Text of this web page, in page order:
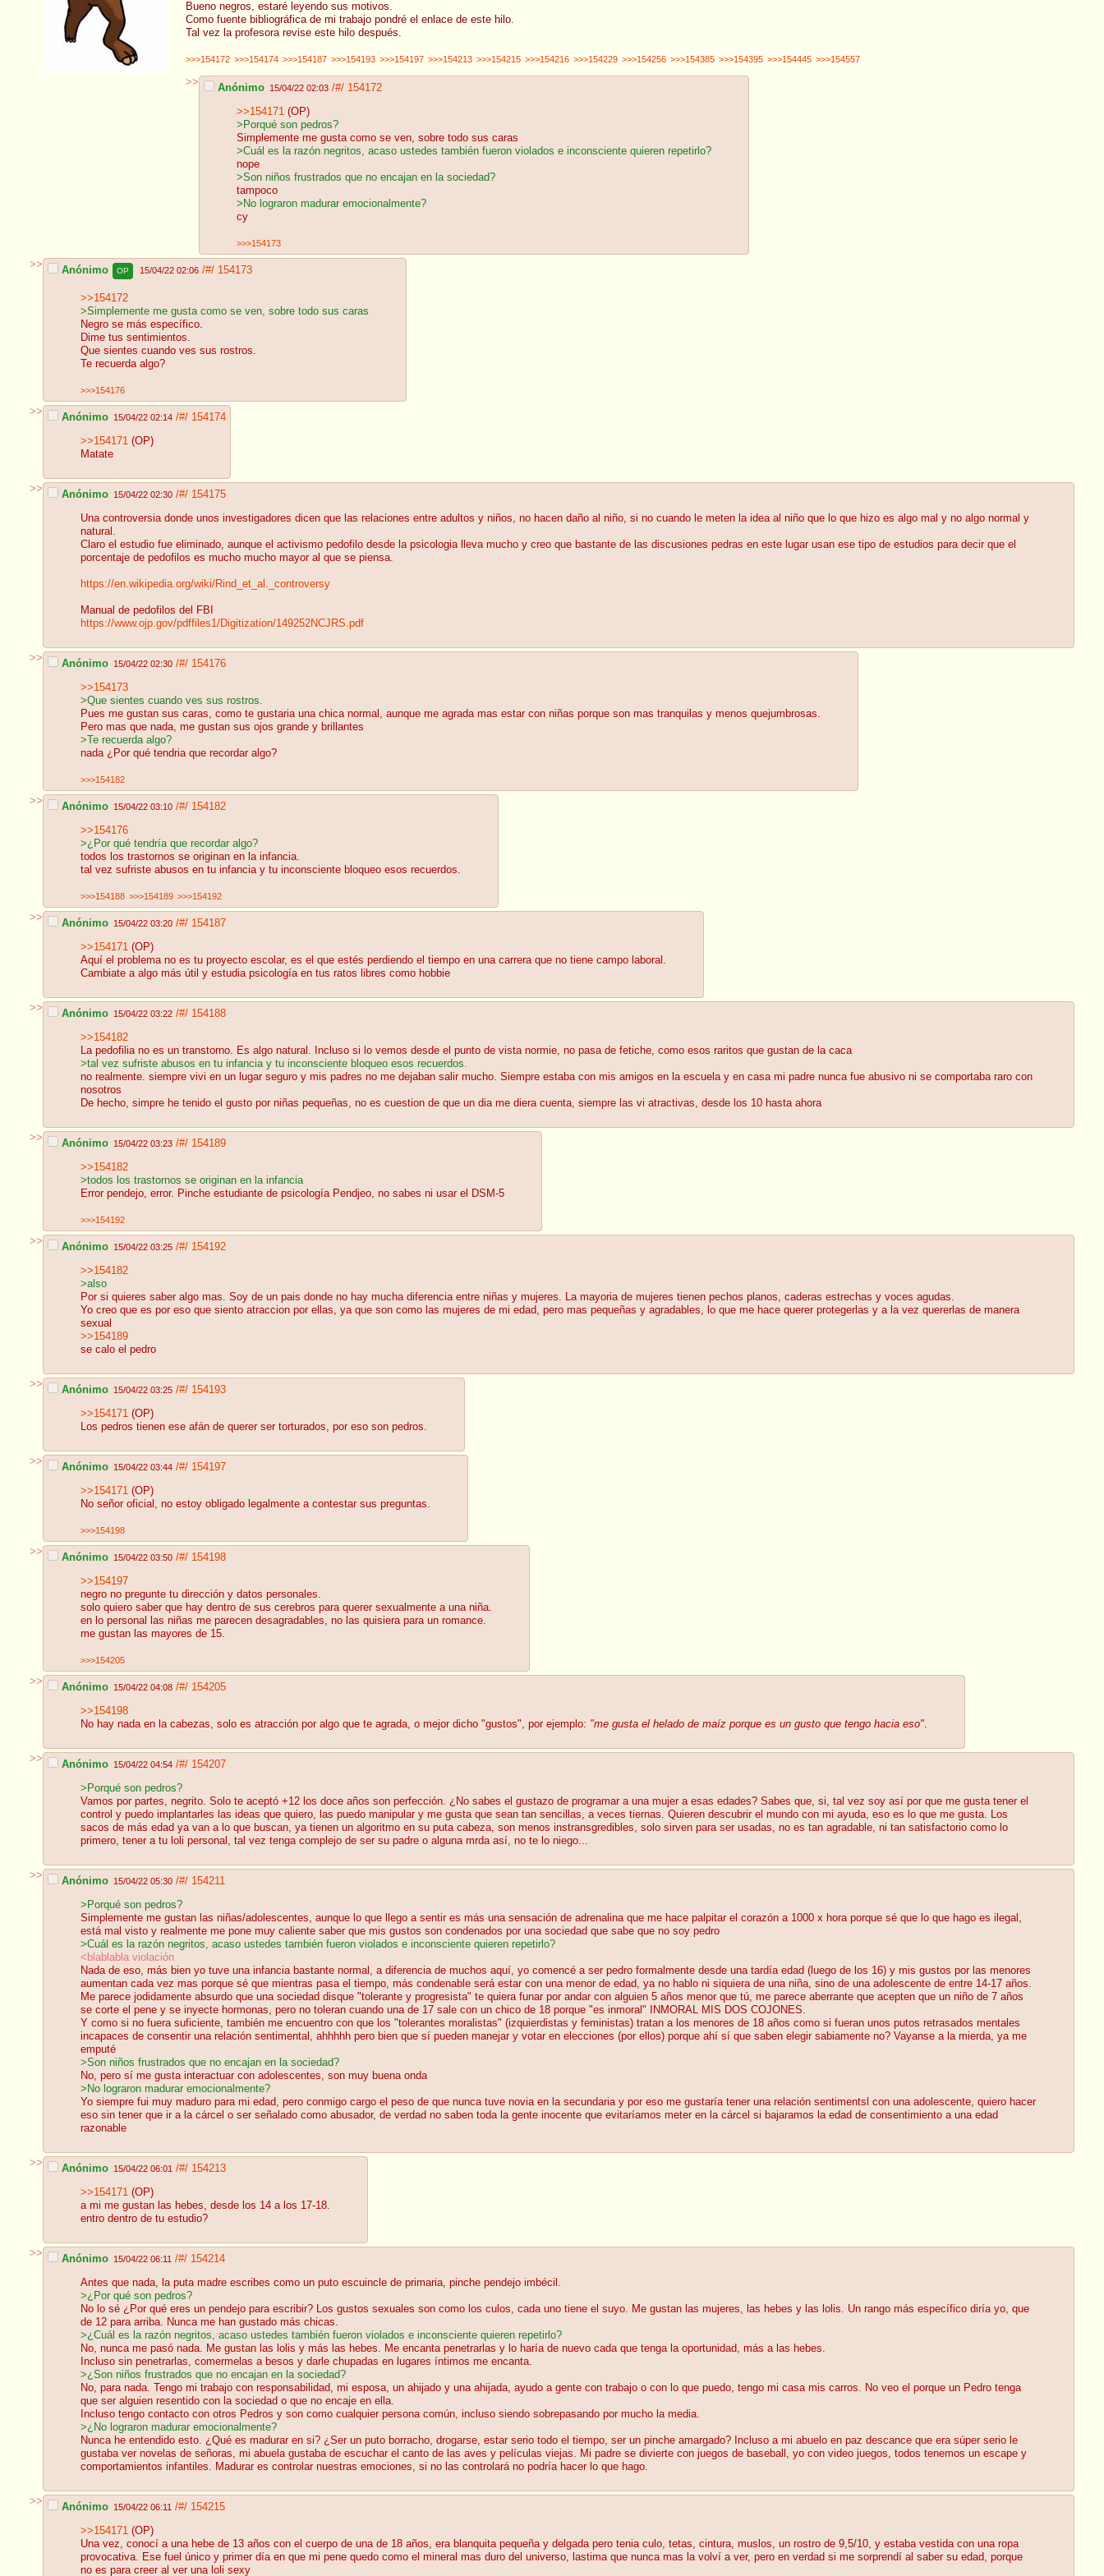
Bueno negros, estaré leyendo sus motivos.
Como fuente bibliográfica de mi trabajo pondré el enlace de este hilo.
Tal vez la profesora revise este hilo después.
>>>154172 >>>154174 >>>154187 >>>154193 >>>154197 >>>154213 >>>154215 >>>154216 >>>154229 >>>154256 >>>154385 >>>154395 >>>154445 >>>154557
>> Anónimo 15/04/22 02:03 /#/ 154172
>>154171 (OP)
>Porqué son pedros?
Simplemente me gusta como se ven, sobre todo sus caras
>Cuál es la razón negritos, acaso ustedes también fueron violados e inconsciente quieren repetirlo?
nope
>Son niños frustrados que no encajan en la sociedad?
tampoco
>No lograron madurar emocionalmente?
cy
>>>154173
>> Anónimo OP 15/04/22 02:06 /#/ 154173
>>154172
>Simplemente me gusta como se ven, sobre todo sus caras
Negro se más específico.
Dime tus sentimientos.
Que sientes cuando ves sus rostros.
Te recuerda algo?
>>>154176
>> Anónimo 15/04/22 02:14 /#/ 154174
>>154171 (OP)
Matate
>> Anónimo 15/04/22 02:30 /#/ 154175
Una controversia donde unos investigadores dicen que las relaciones entre adultos y niños, no hacen daño al niño, si no cuando le meten la idea al niño que lo que hizo es algo mal y no algo normal y
natural.
Claro el estudio fue eliminado, aunque el activismo pedofilo desde la psicologia lleva mucho y creo que bastante de las discusiones pedras en este lugar usan ese tipo de estudios para decir que el
porcentaje de pedofilos es mucho mucho mayor al que se piensa.
https://en.wikipedia.org/wiki/Rind_et_al._controversy
Manual de pedofilos del FBI
https://www.ojp.gov/pdffiles1/Digitization/149252NCJRS.pdf
>> Anónimo 15/04/22 02:30 /#/ 154176
>>154173
>Que sientes cuando ves sus rostros.
Pues me gustan sus caras, como te gustaria una chica normal, aunque me agrada mas estar con niñas porque son mas tranquilas y menos quejumbrosas.
Pero mas que nada, me gustan sus ojos grande y brillantes
>Te recuerda algo?
nada ¿Por qué tendria que recordar algo?
>>>154182
>> Anónimo 15/04/22 03:10 /#/ 154182
>>154176
>¿Por qué tendría que recordar algo?
todos los trastornos se originan en la infancia.
tal vez sufriste abusos en tu infancia y tu inconsciente bloqueo esos recuerdos.
>>>154188 >>>154189 >>>154192
>> Anónimo 15/04/22 03:20 /#/ 154187
>>154171 (OP)
Aquí el problema no es tu proyecto escolar, es el que estés perdiendo el tiempo en una carrera que no tiene campo laboral.
Cambiate a algo más útil y estudia psicología en tus ratos libres como hobbie
>> Anónimo 15/04/22 03:22 /#/ 154188
>>154182
La pedofilia no es un transtorno. Es algo natural. Incluso si lo vemos desde el punto de vista normie, no pasa de fetiche, como esos raritos que gustan de la caca
>tal vez sufriste abusos en tu infancia y tu inconsciente bloqueo esos recuerdos.
no realmente. siempre vivi en un lugar seguro y mis padres no me dejaban salir mucho. Siempre estaba con mis amigos en la escuela y en casa mi padre nunca fue abusivo ni se comportaba raro con
nosotros
De hecho, simpre he tenido el gusto por niñas pequeñas, no es cuestion de que un dia me diera cuenta, siempre las vi atractivas, desde los 10 hasta ahora
>> Anónimo 15/04/22 03:23 /#/ 154189
>>154182
>todos los trastornos se originan en la infancia
Error pendejo, error. Pinche estudiante de psicología Pendjeo, no sabes ni usar el DSM-5
>>>154192
>> Anónimo 15/04/22 03:25 /#/ 154192
>>154182
>also
Por si quieres saber algo mas. Soy de un pais donde no hay mucha diferencia entre niñas y mujeres. La mayoria de mujeres tienen pechos planos, caderas estrechas y voces agudas.
Yo creo que es por eso que siento atraccion por ellas, ya que son como las mujeres de mi edad, pero mas pequeñas y agradables, lo que me hace querer protegerlas y a la vez quererlas de manera
sexual
>>154189
se calo el pedro
>> Anónimo 15/04/22 03:25 /#/ 154193
>>154171 (OP)
Los pedros tienen ese afán de querer ser torturados, por eso son pedros.
>> Anónimo 15/04/22 03:44 /#/ 154197
>>154171 (OP)
No señor oficial, no estoy obligado legalmente a contestar sus preguntas.
>>>154198
>> Anónimo 15/04/22 03:50 /#/ 154198
>>154197
negro no pregunte tu dirección y datos personales.
solo quiero saber que hay dentro de sus cerebros para querer sexualmente a una niña.
en lo personal las niñas me parecen desagradables, no las quisiera para un romance.
me gustan las mayores de 15.
>>>154205
>> Anónimo 15/04/22 04:08 /#/ 154205
>>154198
No hay nada en la cabezas, solo es atracción por algo que te agrada, o mejor dicho "gustos", por ejemplo: "me gusta el helado de maíz porque es un gusto que tengo hacia eso".
>> Anónimo 15/04/22 04:54 /#/ 154207
>Porqué son pedros?
Vamos por partes, negrito. Solo te aceptó +12 los doce años son perfección. ¿No sabes el gustazo de programar a una mujer a esas edades? Sabes que, si, tal vez soy así por que me gusta tener el
control y puedo implantarles las ideas que quiero, las puedo manipular y me gusta que sean tan sencillas, a veces tiernas. Quieren descubrir el mundo con mi ayuda, eso es lo que me gusta. Los
sacos de más edad ya van a lo que buscan, ya tienen un algoritmo en su puta cabeza, son menos instransgredibles, solo sirven para ser usadas, no es tan agradable, ni tan satisfactorio como lo
primero, tener a tu loli personal, tal vez tenga complejo de ser su padre o alguna mrda así, no te lo niego...
>> Anónimo 15/04/22 05:30 /#/ 154211
>Porqué son pedros?
Simplemente me gustan las niñas/adolescentes, aunque lo que llego a sentir es más una sensación de adrenalina que me hace palpitar el corazón a 1000 x hora porque sé que lo que hago es ilegal,
está mal visto y realmente me pone muy caliente saber que mis gustos son condenados por una sociedad que sabe que no soy pedro
>Cuál es la razón negritos, acaso ustedes también fueron violados e inconsciente quieren repetirlo?
<blablabla violación
Nada de eso, más bien yo tuve una infancia bastante normal, a diferencia de muchos aquí, yo comencé a ser pedro formalmente desde una tardía edad (luego de los 16) y mis gustos por las menores
aumentan cada vez mas porque sé que mientras pasa el tiempo, más condenable será estar con una menor de edad, ya no hablo ni siquiera de una niña, sino de una adolescente de entre 14-17 años.
Me parece jodidamente absurdo que una sociedad disque "tolerante y progresista" te quiera funar por andar con alguien 5 años menor que tú, me parece aberrante que acepten que un niño de 7 años
se corte el pene y se inyecte hormonas, pero no toleran cuando una de 17 sale con un chico de 18 porque "es inmoral" INMORAL MIS DOS COJONES.
Y como si no fuera suficiente, también me encuentro con que los "tolerantes moralistas" (izquierdistas y feministas) tratan a los menores de 18 años como si fueran unos putos retrasados mentales
incapaces de consentir una relación sentimental, ahhhhh pero bien que sí pueden manejar y votar en elecciones (por ellos) porque ahí sí que saben elegir sabiamente no? Vayanse a la mierda, ya me
emputé
>Son niños frustrados que no encajan en la sociedad?
No, pero sí me gusta interactuar con adolescentes, son muy buena onda
>No lograron madurar emocionalmente?
Yo siempre fui muy maduro para mi edad, pero conmigo cargo el peso de que nunca tuve novia en la secundaria y por eso me gustaría tener una relación sentimentsl con una adolescente, quiero hacer
eso sin tener que ir a la cárcel o ser señalado como abusador, de verdad no saben toda la gente inocente que evitaríamos meter en la cárcel si bajaramos la edad de consentimiento a una edad
razonable
>> Anónimo 15/04/22 06:01 /#/ 154213
>>154171 (OP)
a mi me gustan las hebes, desde los 14 a los 17-18.
entro dentro de tu estudio?
>> Anónimo 15/04/22 06:11 /#/ 154214
Antes que nada, la puta madre escribes como un puto escuincle de primaria, pinche pendejo imbécil.
>¿Por qué son pedros?
No lo sé ¿Por qué eres un pendejo para escribir? Los gustos sexuales son como los culos, cada uno tiene el suyo. Me gustan las mujeres, las hebes y las lolis. Un rango más específico diría yo, que
de 12 para arriba. Nunca me han gustado más chicas.
>¿Cuál es la razón negritos, acaso ustedes también fueron violados e inconsciente quieren repetirlo?
No, nunca me pasó nada. Me gustan las lolis y más las hebes. Me encanta penetrarlas y lo haría de nuevo cada que tenga la oportunidad, más a las hebes.
Incluso sin penetrarlas, comermelas a besos y darle chupadas en lugares íntimos me encanta.
>¿Son niños frustrados que no encajan en la sociedad?
No, para nada. Tengo mi trabajo con responsabilidad, mi esposa, un ahijado y una ahijada, ayudo a gente con trabajo o con lo que puedo, tengo mi casa mis carros. No veo el porque un Pedro tenga
que ser alguien resentido con la sociedad o que no encaje en ella.
Incluso tengo contacto con otros Pedros y son como cualquier persona común, incluso siendo sobrepasando por mucho la media.
>¿No lograron madurar emocionalmente?
Nunca he entendido esto. ¿Qué es madurar en si? ¿Ser un puto borracho, drogarse, estar serio todo el tiempo, ser un pinche amargado? Incluso a mi abuelo en paz descance que era súper serio le
gustaba ver novelas de señoras, mi abuela gustaba de escuchar el canto de las aves y películas viejas. Mi padre se divierte con juegos de baseball, yo con video juegos, todos tenemos un escape y
comportamientos infantiles. Madurar es controlar nuestras emociones, si no las controlará no podría hacer lo que hago.
>> Anónimo 15/04/22 06:11 /#/ 154215
>>154171 (OP)
Una vez, conocí a una hebe de 13 años con el cuerpo de una de 18 años, era blanquita pequeña y delgada pero tenia culo, tetas, cintura, muslos, un rostro de 9,5/10, y estaba vestida con una ropa
provocativa. Ese fuel único y primer día en que mi pene quedo como el mineral mas duro del universo, lastima que nunca mas la volví a ver, pero en verdad si me sorprendí al saber su edad, porque
no es para creer al ver una loli sexy